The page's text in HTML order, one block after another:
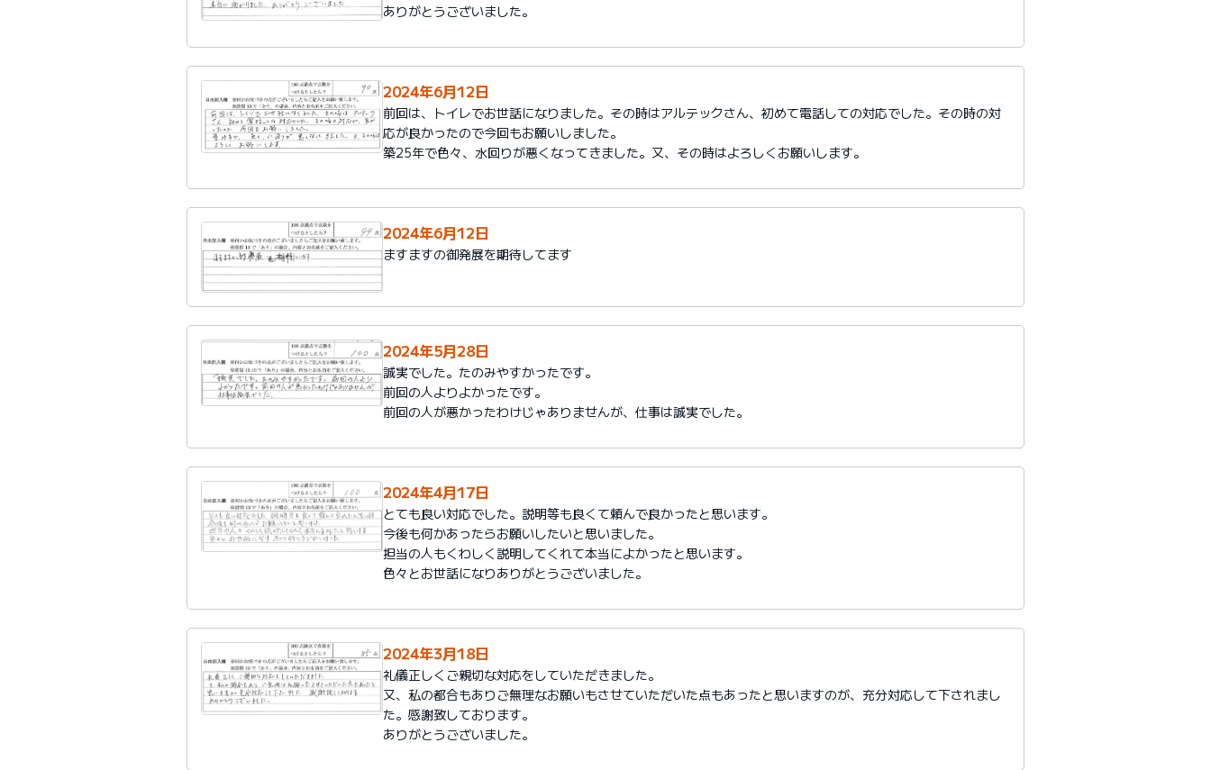
ありがとうございました。
2024年6月12日
前回は、トイレでお世話になりました。その時はアルテックさん、初めて電話しての対応でした。その時の対
応が良かったので今回もお願いしました。
築25年で色々、水回りが悪くなってきました。又、その時はよろしくお願いします。
2024年6月12日
ますますの御発展を期待してます
2024年5月28日
誠実でした。たのみやすかったです。
前回の人よりよかったです。
前回の人が悪かったわけじゃありませんが、仕事は誠実でした。
2024年4月17日
とても良い対応でした。説明等も良くて頼んで良かったと思います。
今後も何かあったらお願いしたいと思いました。
担当の人もくわしく説明してくれて本当によかったと思います。
色々とお世話になりありがとうございました。
2024年3月18日
礼儀正しくご親切な対応をしていただきました。
又、私の都合もありご無理なお願いもさせていただいた点もあったと思いますのが、充分対応して下されまし
た。感謝致しております。
ありがとうございました。